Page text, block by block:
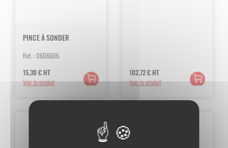
PINCE À SONDER
Ref. : 0606606
15,30€ HT
Voir le produit
Ajouter
au
102,72€ HT
Voir le produit
Ajouter
au